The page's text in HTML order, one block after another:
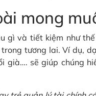
mong
gì và tiết kiệm như
tương lai. Ví dụ,
sẽ giúp chúng